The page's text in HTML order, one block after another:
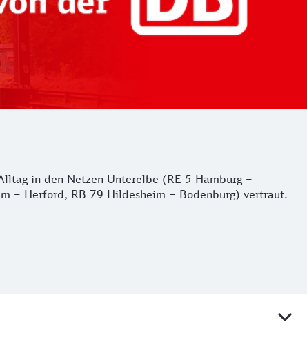
in den Netzen Unterelbe (RE 5 Hamburg –
– Herford, RB 79 Hildesheim – Bodenburg) vertraut.